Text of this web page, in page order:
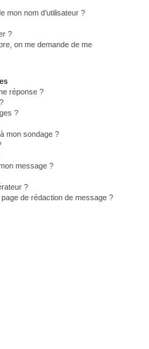
mon nom d’utilisateur ?
?
on me demande de me
réponse ?
?
mon sondage ?
message ?
?
de rédaction de message ?